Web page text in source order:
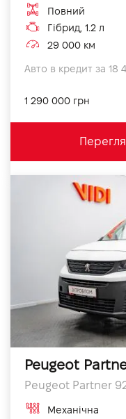
Повний
Гібрид, 1.2 л
29 000 км
Авто в кредит за 18
1 290 000 грн
Peugeot
Peugeot Partner
Механічна